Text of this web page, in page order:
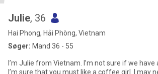
Julie, 36
Hai Phong, Hải Phòng, Vietnam
Søger: Mand 36 - 55
I’m Julie from Vietnam. I’m not sure if we
I’m sure that you must like a coffee girl. I may